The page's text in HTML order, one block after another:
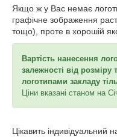
Якщо ж у Вас немає
графічне зображення
тощо), проте в хорошій
Вартість нанесення
залежності від
логотипами закладу
Ціни вказані станом на
Цікавить індивідуальний